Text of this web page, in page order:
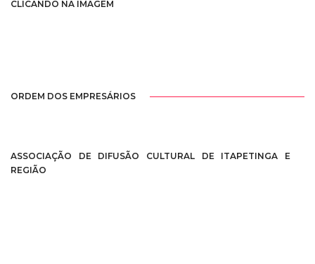
CLICANDO NA IMAGEM
ORDEM DOS EMPRESÁRIOS
ASSOCIAÇÃO DE DIFUSÃO CULTURAL DE ITAPETINGA E
REGIÃO